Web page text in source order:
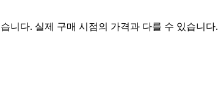
니다. 실제 구매 시점의 가격과 다를 수 있습니다.